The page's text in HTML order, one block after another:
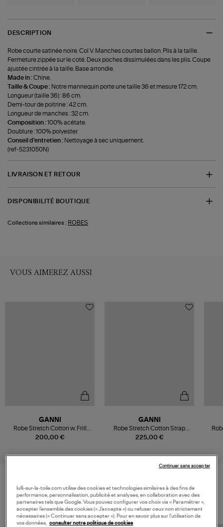
DESCRIPTION
Robe courte satinée noire. Col V. Manches courtes ballon. Plis à la taille.
Fermeture zippée sur le coté. Deux poches dissimulées dans les plis. Coupe
ajustée cintrée à la taille. Base arrondie.
Made in :Chine.
Taille & Coupe : Notre mannequin porte une taille 36 et mesure 172 cm.
Longueur (taille 36) : 86 cm.
Demi-tour de poitrine : 42 cm.
Longueur de manches : 32 cm.
Composition :100% acétate.
Doublure : 100% polyester.
Conseil d'entretien : Nettoyage à sec uniquement.
(ref-5231050N)
LIVRAISON ET RETOUR
DISPONIBILITÉ BOUTIQUE
Collections similaires : ROBES
VOUS AIMEREZ AUSSI
200,00 €
GANNI
Robe Stretch Cotton w. Frill
Noir
225,00 €
GANNI
Robe Stretch Cotton Strap
Frills Black
VOS DERNIERS PRODUITS VUS
lulli-sur-la-toile.com utilise des cookies et technologies similaires à des fins de
performance, personnalisation, publicité et analyses, en collaboration avec des
partenaires tels que Google. Vous pouvez configurer vos choix via « Paramétrer »,
accepter l’ensemble des cookies (« J’accepte ») ou refuser ceux non strictement
nécessaires (« Continuer sans accepter »). Pour en savoir plus sur l’utilisation de
vos données, consulter notre politique de cookies
Continuer sans accepter